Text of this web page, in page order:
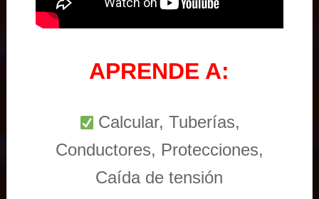
APRENDE A:
Calcular, Tuberías,
Conductores, Protecciones,
Caída de tensión